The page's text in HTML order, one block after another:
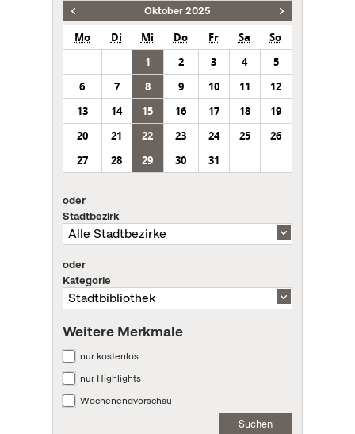
Oktober 2025
Mo Di Mi Do Fr Sa
So
1
2 3 4
5
6
7 8 9 10 11
12
13
14 15 16 17 18
19
20
21 22 23 24 25
26
27
28 29 30 31
oder
Stadtbezirk
oder
Kategorie
Weitere Merkmale
nur kostenlos
nur Highlights
Wochenendvorschau
Suchen